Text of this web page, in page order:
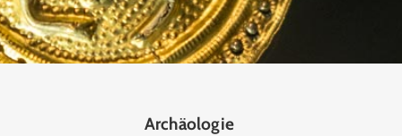
Archäologie